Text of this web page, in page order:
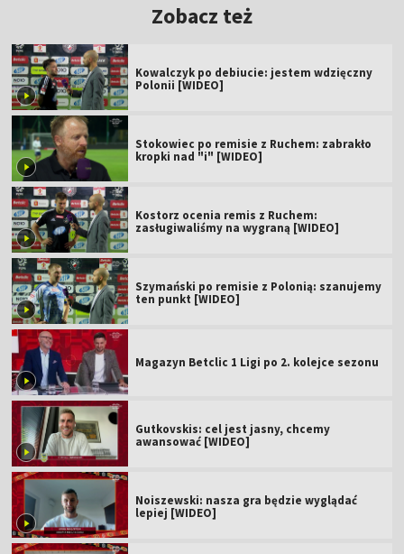
Zobacz też
Kowalczyk po debiucie: jestem wdzięczny
Polonii [WIDEO]
Stokowiec po remisie z Ruchem: zabrakło
kropki nad "i" [WIDEO]
Kostorz ocenia remis z Ruchem:
zasługiwaliśmy na wygraną [WIDEO]
Szymański po remisie z Polonią: szanujemy
ten punkt [WIDEO]
Magazyn Betclic 1 Ligi po 2. kolejce sezonu
Gutkovskis: cel jest jasny, chcemy
awansować [WIDEO]
Noiszewski: nasza gra będzie wyglądać
lepiej [WIDEO]